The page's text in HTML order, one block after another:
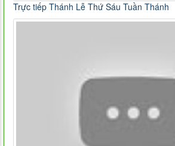
Trực tiếp Thánh Lễ Thứ Sáu Tuần Thánh